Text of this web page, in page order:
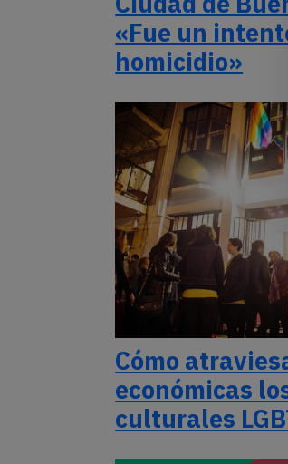
«Fue un
homicidio»
Cómo
económicas
culturales